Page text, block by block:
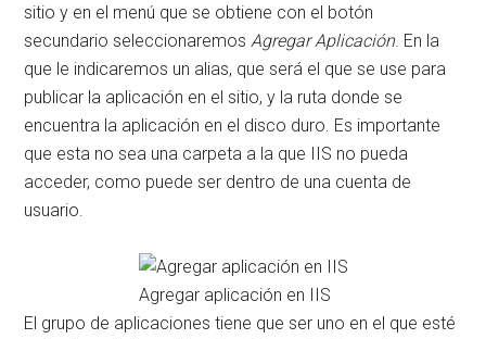
sitio y en el menú que se obtiene con el botón
secundario seleccionaremosAgregar Aplicación. En la
que le indicaremos un alias, que será el que se use para
publicar la aplicación en el sitio, y la ruta donde se
encuentra la aplicación en el disco duro. Es importante
que esta no sea una carpeta a la que IIS no pueda
acceder, como puede ser dentro de una cuenta de
usuario.
Agregar aplicación en IIS
El grupo de aplicaciones tiene que ser uno en el que esté